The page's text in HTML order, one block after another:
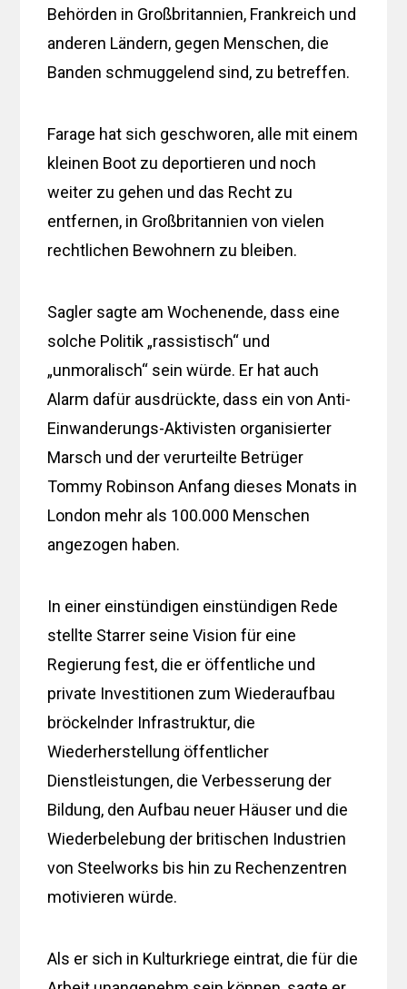
Behörden in Großbritannien, Frankreich und
anderen Ländern, gegen Menschen, die
Banden schmuggelend sind, zu betreffen.
Farage hat sich geschworen, alle mit einem
kleinen Boot zu deportieren und noch
weiter zu gehen und das Recht zu
entfernen, in Großbritannien von vielen
rechtlichen Bewohnern zu bleiben.
Sagler sagte am Wochenende, dass eine
solche Politik „rassistisch“ und
„unmoralisch“ sein würde. Er hat auch
Alarm dafür ausdrückte, dass ein von Anti-
Einwanderungs-Aktivisten organisierter
Marsch und der verurteilte Betrüger
Tommy Robinson Anfang dieses Monats in
London mehr als 100.000 Menschen
angezogen haben.
In einer einstündigen einstündigen Rede
stellte Starrer seine Vision für eine
Regierung fest, die er öffentliche und
private Investitionen zum Wiederaufbau
bröckelnder Infrastruktur, die
Wiederherstellung öffentlicher
Dienstleistungen, die Verbesserung der
Bildung, den Aufbau neuer Häuser und die
Wiederbelebung der britischen Industrien
von Steelworks bis hin zu Rechenzentren
motivieren würde.
Als er sich in Kulturkriege eintrat, die für die